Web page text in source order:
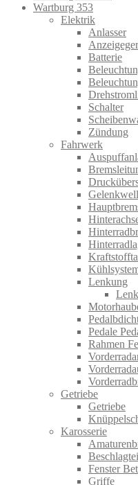
Wartburg 353
Elektrik
Anlasser
Batterie
Schalter
Zündung
Fahrwerk
Lenkung
Pedale
Rahmen
Getriebe
Getriebe
Karosserie
Fenster
Griffe